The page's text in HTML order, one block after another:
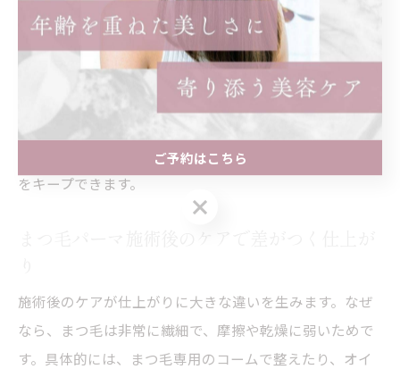
まつ毛パーマの美しさを長持ちさせるには、施術後24時
間は水や汗を避けることが基本です。理由として、パー
マ液が定着するまでに時間が必要で、濡れるとカールが
崩れやすいからです。例えば、洗顔や入浴時は目元を強
くこすらず、優しく扱うことがポイントです。最終的
に、少しの注意を心がけるだけで、持続する美しい目元
をキープできます。
施術後のケアが仕上がりに大きな違いを生みます。なぜ
なら、まつ毛は非常に繊細で、摩擦や乾燥に弱いためで
す。具体的には、まつ毛専用のコームで整えたり、オイ
ご予約はこちら
ご予約はこちら